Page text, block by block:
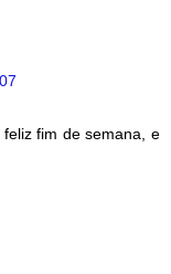
fim de semana, e